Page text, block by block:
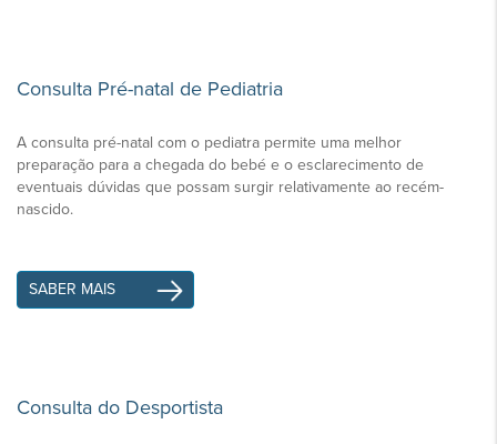
Consulta Pré-natal de Pediatria
A consulta pré-natal com o pediatra permite uma melhor
preparação para a chegada do bebé e o esclarecimento de
eventuais dúvidas que possam surgir relativamente ao recém-
nascido.
SABER MAIS
Consulta do Desportista